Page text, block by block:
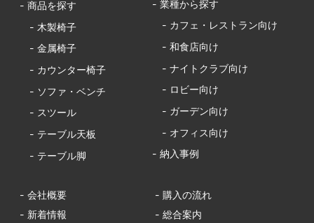
- 商品を探す
- 木製椅子
- 金属椅子
- カウンター椅子
- ソファ・ベンチ
- スツール
- テーブル天板
- テーブル脚
- 業種から探す
- カフェ・レストラン向け
- 和食店向け
- ナイトクラブ向け
- ロビー向け
- ガーデン向け
- オフィス向け
- 納入事例
- 会社概要
- 購入の流れ
- 新着情報
- 総合案内